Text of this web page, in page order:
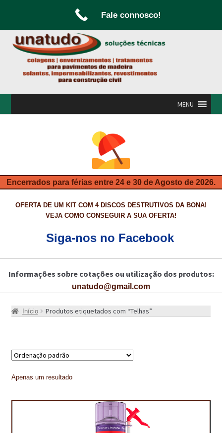
para
navegação
para
conteúdo
MENU
CARPINTARIA E MARCENARIA
FABRICO DE PORTAS E FOLHEAMENTO
COLAGEM DE PISOS DE MADEIRA
BONA?
CONSTRUÇÃO CIVIL
CURA E SELAGEM PARA PAVIMENTOS DE BETÃO
Encerrados para férias entre 24 e 30 de Agosto de 2026.
OFERTA DE UM KIT COM 4 DISCOS DESTRUTIVOS DA BONA!
VEJA COMO CONSEGUIR A SUA OFERTA!
Siga-nos no Facebook
Informações sobre cotações ou utilização dos produtos:
unatudo@gmail.com
Início Produtos etiquetados com “Telhas”
Apenas um resultado
Fale connosco!